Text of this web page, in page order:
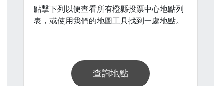
點擊下列以便查看所有橙縣投票中心地點列
表，或使用我們的地圖工具找到一處地點。
查詢地點